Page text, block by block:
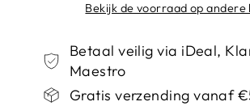
Bekijk de voorraad op andere
Betaal veilig via iDeal,
Maestro
Gratis verzending vanaf